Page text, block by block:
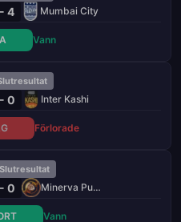
4 Mumbai City
Vann
0 Inter Kashi
Förlorade
Slutresultat
0 Minerva Punjab
Vann